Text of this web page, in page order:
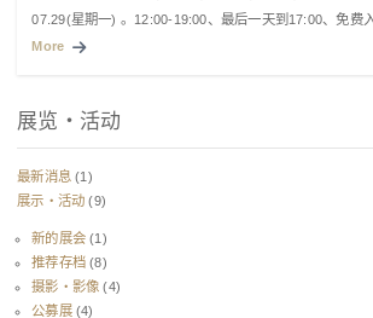
07.29(星期一) 。12:00-19:00、最后一天到17:00、免费
More
展览・活动
最新消息 (1)
展示・活动 (9)
新的展会 (1)
推荐存档 (8)
摄影・影像 (4)
公募展(4)